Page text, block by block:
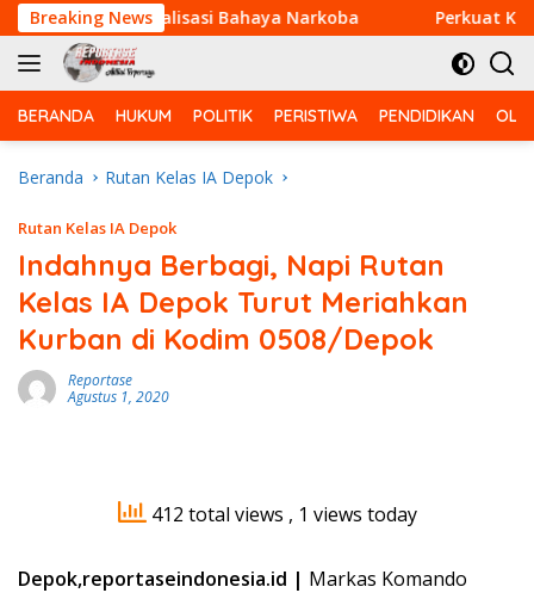
Langsung
ke
konten
Breaking News
Berikan Sosialisasi Bahaya Narkoba Perkuat
BERANDA HUKUM POLITIK PERISTIWA PENDIDIKAN
Beranda Rutan Kelas IA Depok
Rutan Kelas IA Depok
Indahnya Berbagi, Napi Rutan
Kelas IA Depok Turut Meriahkan
Kurban di Kodim 0508/Depok
Reportase
Agustus 1, 2020
412 total views , 1 views today
Depok,reportaseindonesia.id | Markas Komando